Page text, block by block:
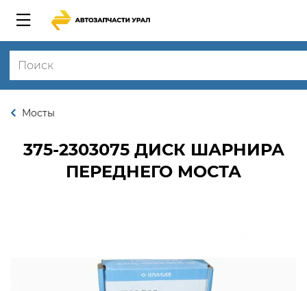
Мосты
375-2303075ДИСК ШАРНИРА
ПЕРЕДНЕГО МОСТА